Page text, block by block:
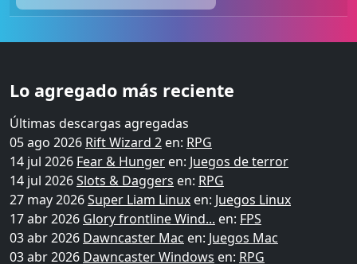
Lo agregado más reciente
Últimas descargas agregadas
05 ago 2026 Rift Wizard 2 en: RPG
14 jul 2026 Fear & Hunger en: Juegos de terror
14 jul 2026Slots & Daggers en: RPG
27 may 2026Super Liam Linux en: Juegos Linux
17 abr 2026 Glory frontline Wind... en: FPS
03 abr 2026 Dawncaster Mac en: Juegos Mac
03 abr 2026 Dawncaster Windows en: RPG